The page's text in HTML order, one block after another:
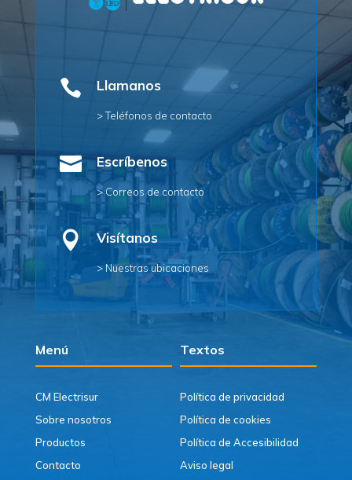
 Llamanos
> Teléfonos de contacto
 Escríbenos
> Correos de contacto
 Visítanos
> Nuestras ubicaciones
Menú Textos
CM Electrisur
Sobre nosotros
Productos
Contacto
Política de privacidad
Política de cookies
Política de Accesibilidad
Aviso legal